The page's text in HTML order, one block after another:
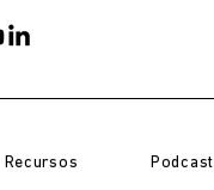
Recursos Podcast